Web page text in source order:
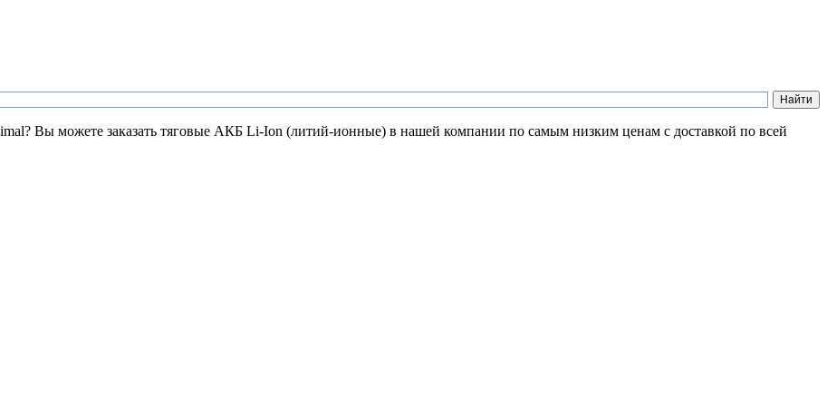
Вы можете заказать тяговые АКБ Li-Ion (литий-ионные) в нашей компании по самым низким ценам с доставкой по всей